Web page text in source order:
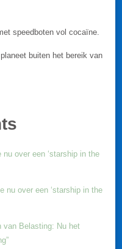
speedboten vol cocaïne.
buiten het bereik van
over een ‘starship in the
nu over een ‘starship in the
van Belasting: Nu het